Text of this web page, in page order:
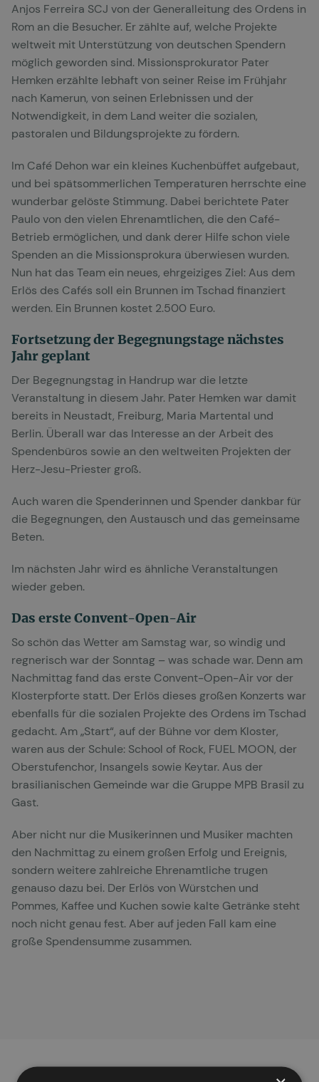
Anjos Ferreira SCJ von der Generalleitung des Ordens in
Rom an die Besucher. Er zählte auf, welche Projekte
weltweit mit Unterstützung von deutschen Spendern
möglich geworden sind. Missionsprokurator Pater
Hemken erzählte lebhaft von seiner Reise im Frühjahr
nach Kamerun, von seinen Erlebnissen und der
Notwendigkeit, in dem Land weiter die sozialen,
pastoralen und Bildungsprojekte zu fördern.
Im Café Dehon war ein kleines Kuchenbüffet aufgebaut,
und bei spätsommerlichen Temperaturen herrschte eine
wunderbar gelöste Stimmung. Dabei berichtete Pater
Paulo von den vielen Ehrenamtlichen, die den Café-
Betrieb ermöglichen, und dank derer Hilfe schon viele
Spenden an die Missionsprokura überwiesen wurden.
Nun hat das Team ein neues, ehrgeiziges Ziel: Aus dem
Erlös des Cafés soll ein Brunnen im Tschad finanziert
werden. Ein Brunnen kostet 2.500 Euro.
Fortsetzung der Begegnungstage nächstes
Jahr geplant
Der Begegnungstag in Handrup war die letzte
Veranstaltung in diesem Jahr. Pater Hemken war damit
bereits in Neustadt, Freiburg, Maria Martental und
Berlin. Überall war das Interesse an der Arbeit des
Spendenbüros sowie an den weltweiten Projekten der
Herz-Jesu-Priester groß.
Auch waren die Spenderinnen und Spender dankbar für
die Begegnungen, den Austausch und das gemeinsame
Beten.
Im nächsten Jahr wird es ähnliche Veranstaltungen
wieder geben.
Das erste Convent-Open-Air
So schön das Wetter am Samstag war, so windig und
regnerisch war der Sonntag – was schade war. Denn am
Nachmittag fand das erste Convent-Open-Air vor der
Klosterpforte statt. Der Erlös dieses großen Konzerts war
ebenfalls für die sozialen Projekte des Ordens im Tschad
gedacht. Am „Start“, auf der Bühne vor dem Kloster,
waren aus der Schule: School of Rock, FUEL MOON, der
Oberstufenchor, Insangels sowie Keytar. Aus der
brasilianischen Gemeinde war die Gruppe MPB Brasil zu
Gast.
Aber nicht nur die Musikerinnen und Musiker machten
den Nachmittag zu einem großen Erfolg und Ereignis,
sondern weitere zahlreiche Ehrenamtliche trugen
genauso dazu bei. Der Erlös von Würstchen und
Pommes, Kaffee und Kuchen sowie kalte Getränke steht
noch nicht genau fest. Aber auf jeden Fall kam eine
große Spendensumme zusammen.